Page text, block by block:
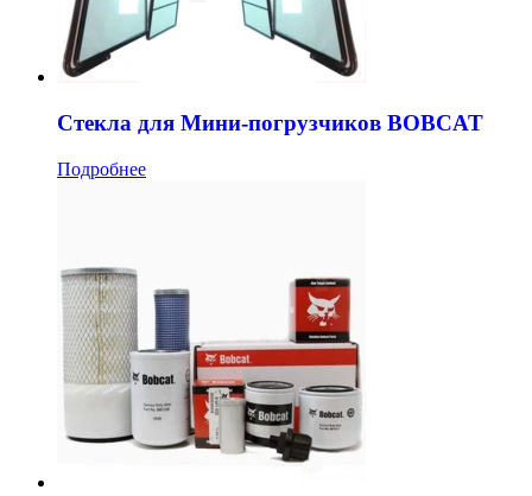
Стекла для Мини-погрузчиков BOBCAT
Подробнее